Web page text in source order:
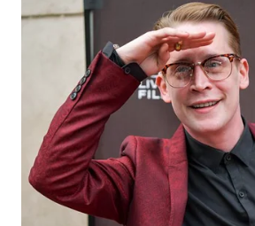
WN
TAPANULI
SELATAN
WN
TANJUNG